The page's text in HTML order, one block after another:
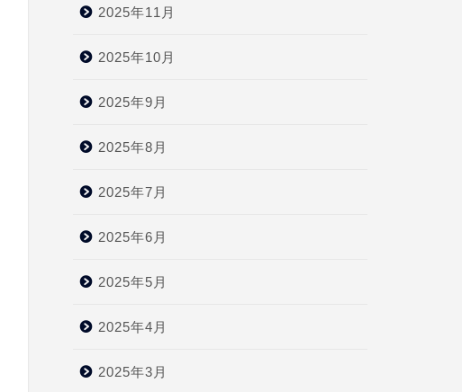
2025年11月
2025年10月
2025年9月
2025年8月
2025年7月
2025年6月
2025年5月
2025年4月
2025年3月